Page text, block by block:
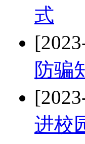
式
防骗
进校